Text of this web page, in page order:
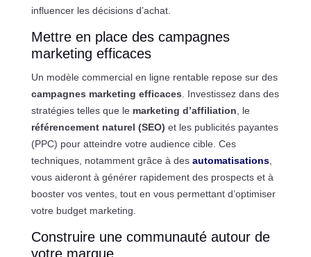
influencer les décisions d’achat.
Mettre en place des campagnes
marketing efficaces
Un modèle commercial en ligne rentable repose sur des
campagnes marketing efficaces . Investissez dans des
stratégies telles que le marketing d’affiliation , le
référencement naturel (SEO) et les publicités payantes
(PPC) pour atteindre votre audience cible. Ces
techniques, notamment grâce à des automatisations,
vous aideront à générer rapidement des prospects et à
booster vos ventes, tout en vous permettant d’optimiser
votre budget marketing.
Construire une communauté autour de
votre marque